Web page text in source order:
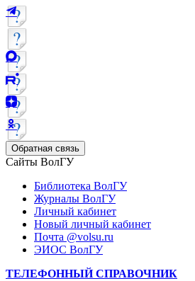
Обратная связь
Сайты ВолГУ
Библиотека ВолГУ
Журналы ВолГУ
Личный кабинет
Новый личный кабинет
Почта @volsu.ru
ЭИОС ВолГУ
ТЕЛЕФОННЫЙ СПРАВОЧНИК